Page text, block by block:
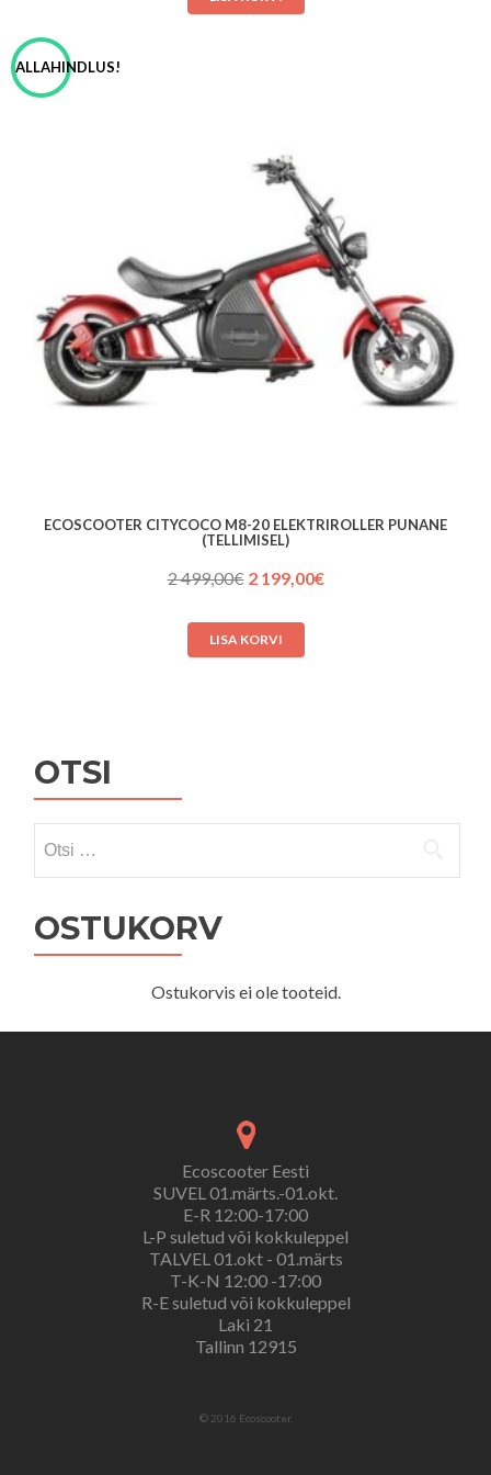
ALLAHINDLUS!
ECOSCOOTER CITYCOCO M8-20 ELEKTRIROLLER PUNANE
(TELLIMISEL)
2 499,00€ Algne
oli:
2 499,00€.
2 199,00€Praegune
LISA KORVI
OTSI
OSTUKORV
Ostukorvis ei ole tooteid.
Ecoscooter Eesti
SUVEL 01.märts.-01.okt.
E-R 12:00-17:00
L-P suletud või kokkuleppel
TALVEL 01.okt - 01.märts
T-K-N 12:00 -17:00
R-E suletud või kokkuleppel
Laki 21
Tallinn 12915
© 2016 Ecoscooter.